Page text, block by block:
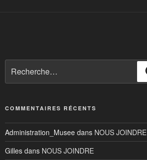
pour
:
COMMENTAIRES RÉCENTS
Administration_Museedans NOUS JOINDRE
Gillesdans NOUS JOINDRE